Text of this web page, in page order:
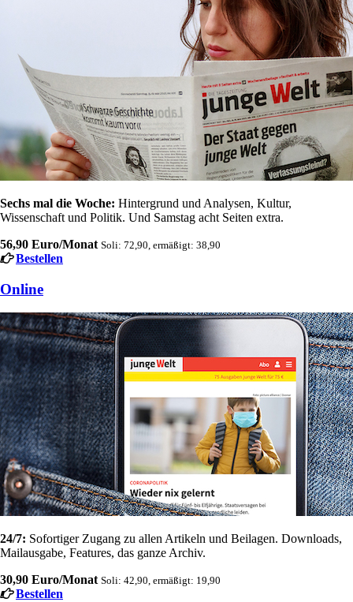
Sechs mal die Woche: Hintergrund und Analysen, Kultur,
Wissenschaft und Politik. Und Samstag acht Seiten extra.
56,90 Euro/Monat Soli: 72,90, ermäßigt: 38,90
Bestellen
Online
24/7: Sofortiger Zugang zu allen Artikeln und Beilagen. Downloads,
Mailausgabe, Features, das ganze Archiv.
30,90 Euro/Monat Soli: 42,90, ermäßigt: 19,90
Bestellen